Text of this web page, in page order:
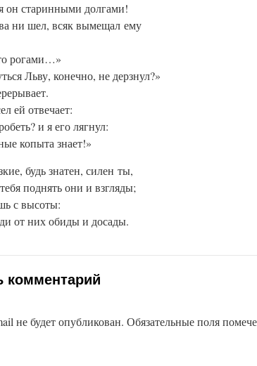
он старинными долгами!
ни шел, всяк вымещал ему
рогами…»
Льву, конечно, не дерзнул?»
ей отвечает:
и я его лягнул:
копыта знает!»
будь знатен, силен ты,
поднять они и взгляды;
с высоты:
от них обиды и досады.
комментарий
не будет опубликован. Обязательные поля